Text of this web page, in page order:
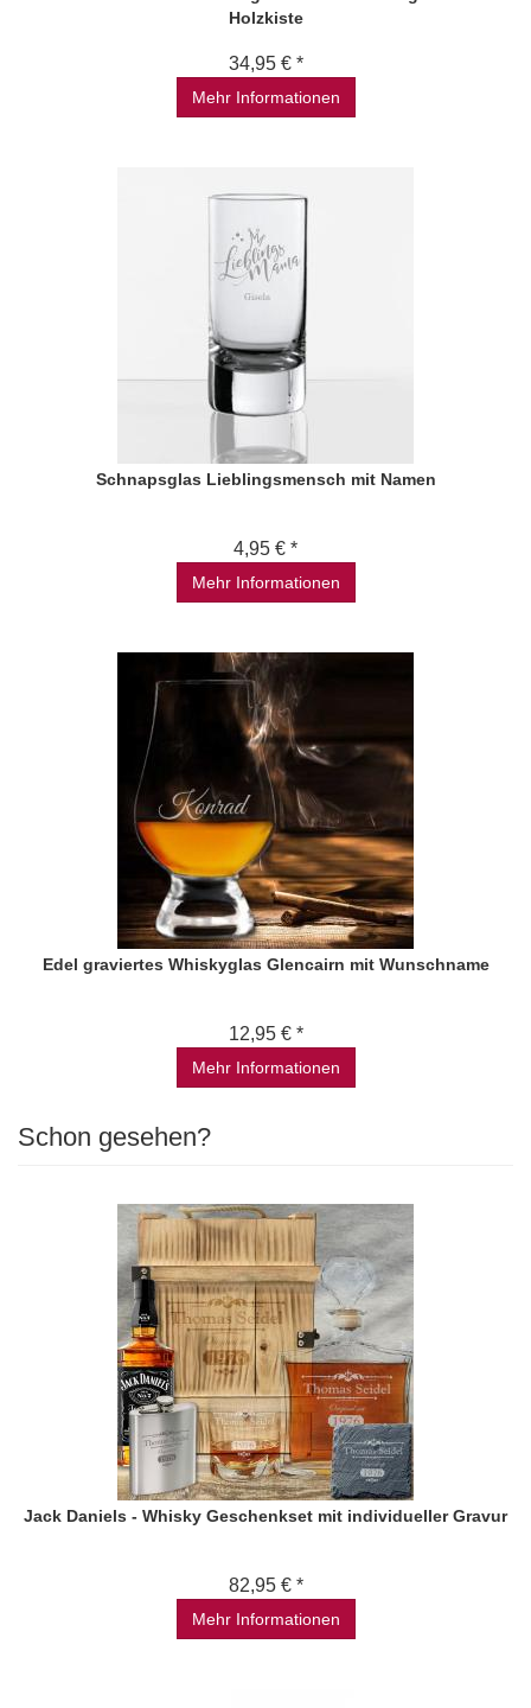
Holzkiste
34,95 € *
Mehr Informationen
Schnapsglas Lieblingsmensch mit Namen
4,95 € *
Mehr Informationen
Edel graviertes Whiskyglas Glencairn mit Wunschname
12,95 € *
Mehr Informationen
Schon gesehen?
Jack Daniels - Whisky Geschenkset mit individueller Gravur
82,95 € *
Mehr Informationen